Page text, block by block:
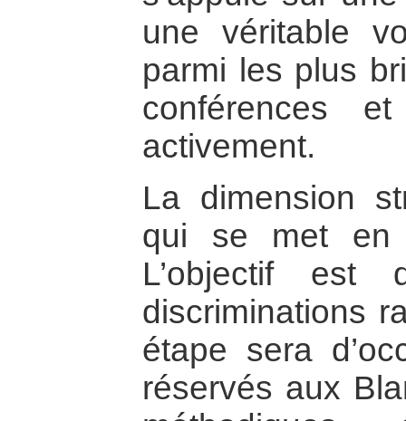
une véritable
parmi les plus
conférences
activement.
La dimension
qui se met en
L’objectif
discriminations
étape sera
réservés aux